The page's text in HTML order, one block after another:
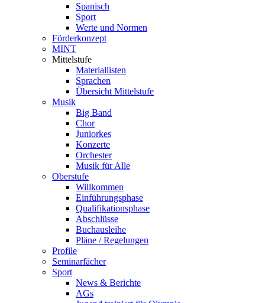
Spanisch
Sport
Werte und Normen
Förderkonzept
MINT
Mittelstufe
Materiallisten
Sprachen
Übersicht Mittelstufe
Musik
Big Band
Chor
Juniorkes
Konzerte
Orchester
Musik für Alle
Oberstufe
Willkommen
Einführungsphase
Qualifikationsphase
Abschlüsse
Buchausleihe
Pläne / Regelungen
Profile
Seminarfächer
Sport
News & Berichte
AGs